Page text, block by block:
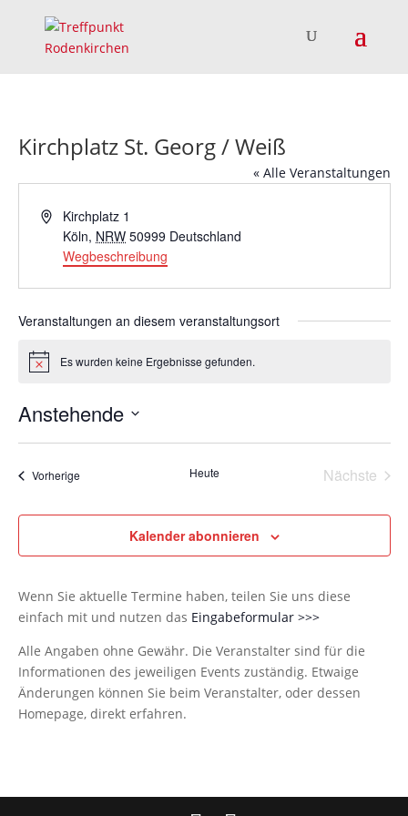
Kirchplatz St. Georg / Weiß
« Alle Veranstaltungen
AdresseKirchplatz 1
Köln, NRW 50999 Deutschland
Wegbeschreibung
Veranstaltungen an diesem veranstaltungsort
HinweisEs wurden keine Ergebnisse gefunden.
Anstehende
VorherigeVeranstaltungen Heute
Nächste
Kalender abonnieren
Wenn Sie aktuelle Termine haben, teilen Sie uns diese
einfach mit und nutzen das Eingabeformular >>>
Alle Angaben ohne Gewähr. Die Veranstalter sind für die
Informationen des jeweiligen Events zuständig. Etwaige
Änderungen können Sie beim Veranstalter, oder dessen
Homepage, direkt erfahren.